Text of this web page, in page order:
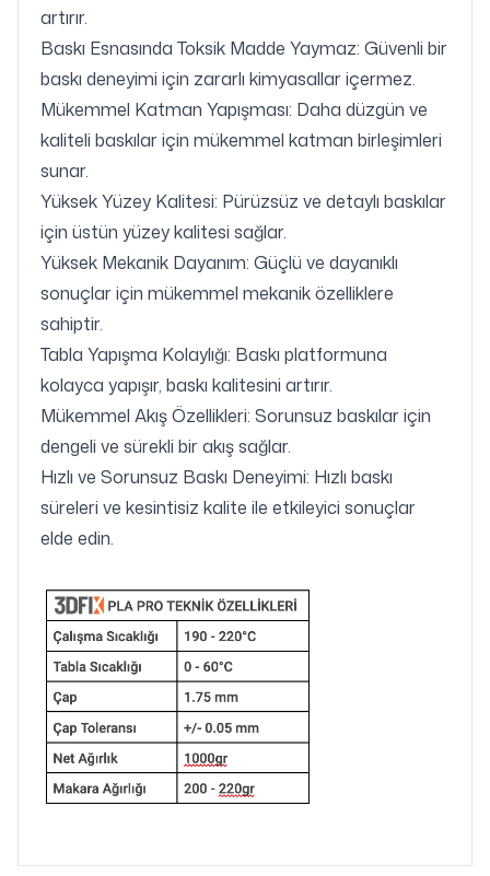
artırır.
Baskı Esnasında Toksik Madde Yaymaz: Güvenli bir
baskı deneyimi için zararlı kimyasallar içermez.
Mükemmel Katman Yapışması: Daha düzgün ve
kaliteli baskılar için mükemmel katman birleşimleri
sunar.
Yüksek Yüzey Kalitesi: Pürüzsüz ve detaylı baskılar
için üstün yüzey kalitesi sağlar.
Yüksek Mekanik Dayanım: Güçlü ve dayanıklı
sonuçlar için mükemmel mekanik özelliklere
sahiptir.
Tabla Yapışma Kolaylığı: Baskı platformuna
kolayca yapışır, baskı kalitesini artırır.
Mükemmel Akış Özellikleri: Sorunsuz baskılar için
dengeli ve sürekli bir akış sağlar.
Hızlı ve Sorunsuz Baskı Deneyimi: Hızlı baskı
süreleri ve kesintisiz kalite ile etkileyici sonuçlar
elde edin.